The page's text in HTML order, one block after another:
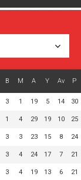
B M A Y Av P
3 1 19 5 14 30
1 4 29 19 10 25
3 3 23 15 8 24
3 4 24 17 7 21
3 4 19 13 6 21